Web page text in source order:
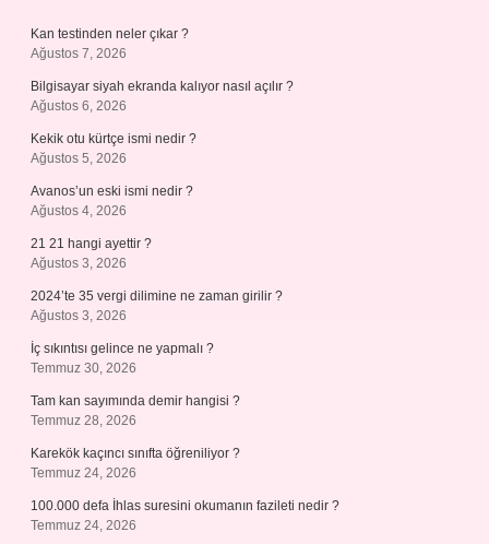
Kan testinden neler çıkar ?
Ağustos 7, 2026
Bilgisayar siyah ekranda kalıyor nasıl açılır ?
Ağustos 6, 2026
Kekik otu kürtçe ismi nedir ?
Ağustos 5, 2026
Avanos’un eski ismi nedir ?
Ağustos 4, 2026
21 21 hangi ayettir ?
Ağustos 3, 2026
2024’te 35 vergi dilimine ne zaman girilir ?
Ağustos 3, 2026
İç sıkıntısı gelince ne yapmalı ?
Temmuz 30, 2026
Tam kan sayımında demir hangisi ?
Temmuz 28, 2026
Karekök kaçıncı sınıfta öğreniliyor ?
Temmuz 24, 2026
100.000 defa İhlas suresini okumanın fazileti nedir ?
Temmuz 24, 2026